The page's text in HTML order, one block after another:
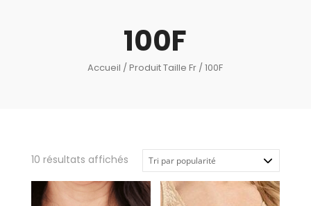
100F
Accueil / Produit Taille Fr / 100F
10 résultats affichésTrié
par
popularité